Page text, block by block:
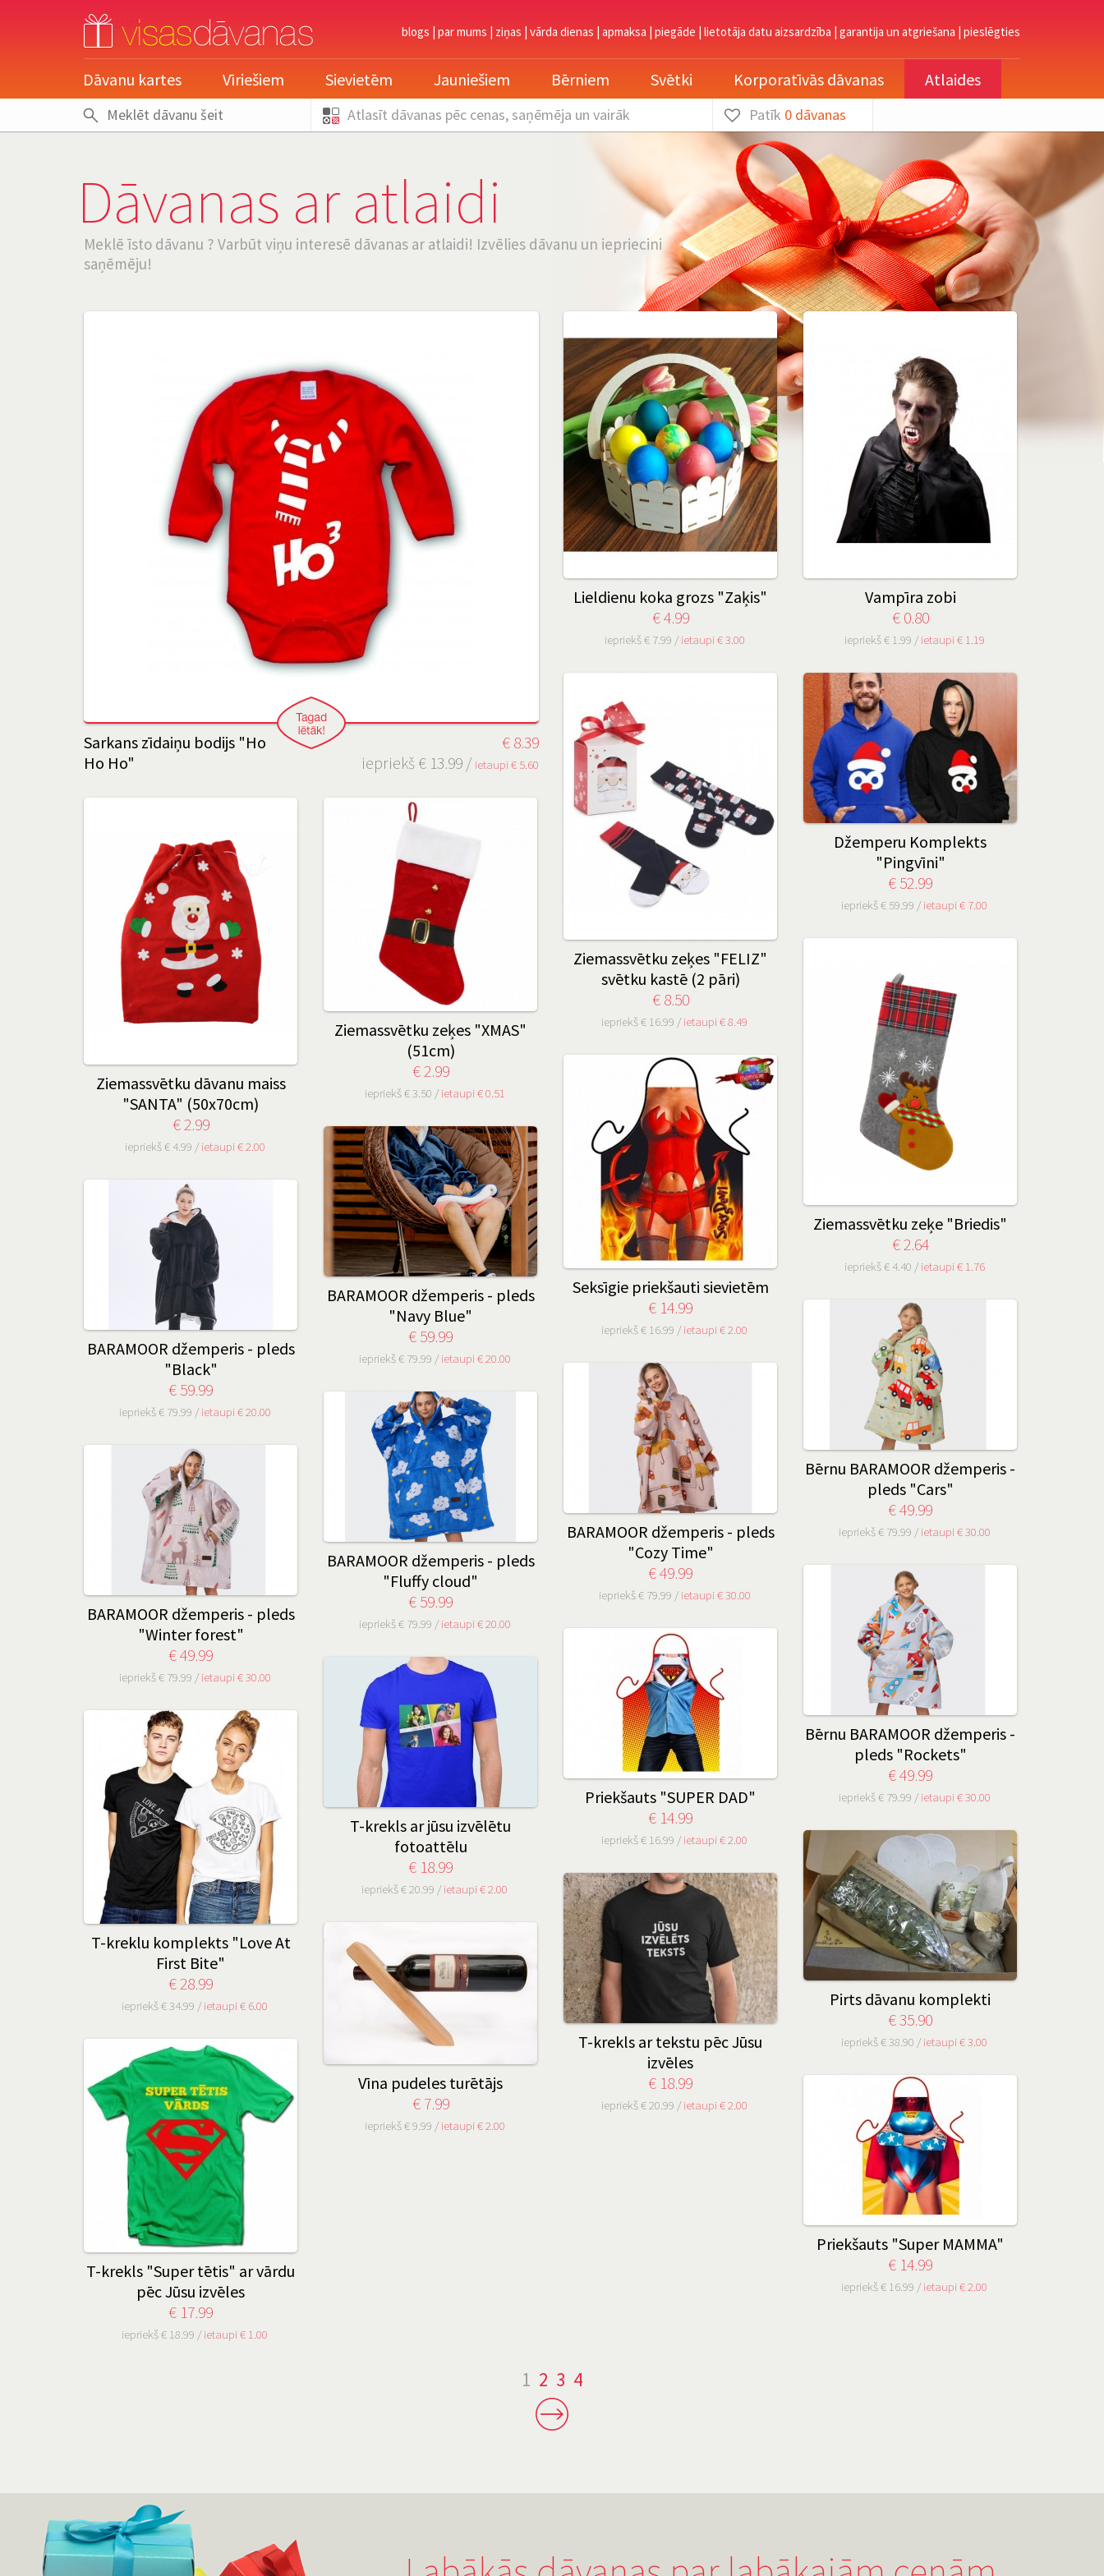
blogs | par mums | ziņas | vārda dienas | apmaksa | piegāde | lietotāja datu aizsardzība | garantija un atgriešana | pieslēgties
pieslēgties
Dāvanu kartes Vīriešiem Sievietēm Jauniešiem Bērniem Svētki Korporatīvās dāvanas Atlaides
Atlasīt dāvanas pēc cenas, saņēmēja un vairāk Patīk 0dāvanas
Dāvanas ar atlaidi
Meklē īsto dāvanu ? Varbūt viņu interesē dāvanas ar atlaidi! Izvēlies dāvanu un iepriecini
saņēmēju!
Sarkans zīdaiņu bodijs "Ho
Ho Ho"
€ 8.39
iepriekš € 13.99 / ietaupi € 5.60
Lieldienu koka grozs "Zaķis"
€ 4.99
iepriekš € 7.99 / ietaupi € 3.00
Vampīra zobi
€ 0.80
iepriekš € 1.99 / ietaupi € 1.19
Ziemassvētku zeķes "FELIZ"
svētku kastē (2 pāri)
€ 8.50
iepriekš € 16.99 / ietaupi € 8.49
Džemperu Komplekts
"Pingvīni"
€ 52.99
iepriekš € 59.99 / ietaupi € 7.00
Ziemassvētku dāvanu maiss
"SANTA" (50x70cm)
€ 2.99
iepriekš € 4.99 / ietaupi € 2.00
Ziemassvētku zeķes "XMAS"
(51cm)
€ 2.99
iepriekš € 3.50 / ietaupi € 0.51
Ziemassvētku zeķe "Briedis"
€ 2.64
iepriekš € 4.40 / ietaupi € 1.76
Seksīgie priekšauti sievietēm
€ 14.99
iepriekš € 16.99 / ietaupi € 2.00
BARAMOOR džemperis - pleds
"Navy Blue"
€ 59.99
iepriekš € 79.99 / ietaupi € 20.00
BARAMOOR džemperis - pleds
"Black"
€ 59.99
iepriekš € 79.99 / ietaupi € 20.00
Bērnu BARAMOOR džemperis -
pleds "Cars"
€ 49.99
iepriekš € 79.99 / ietaupi € 30.00
BARAMOOR džemperis - pleds
"Cozy Time"
€ 49.99
iepriekš € 79.99 / ietaupi € 30.00
BARAMOOR džemperis - pleds
"Fluffy cloud"
€ 59.99
iepriekš € 79.99 / ietaupi € 20.00
BARAMOOR džemperis - pleds
"Winter forest"
€ 49.99
iepriekš € 79.99 / ietaupi € 30.00
Bērnu BARAMOOR džemperis -
pleds "Rockets"
€ 49.99
iepriekš € 79.99 / ietaupi € 30.00
Priekšauts "SUPER DAD"
€ 14.99
iepriekš € 16.99 / ietaupi € 2.00
T-krekls ar jūsu izvēlētu
fotoattēlu
€ 18.99
iepriekš € 20.99 / ietaupi € 2.00
T-kreklu komplekts "Love At
First Bite"
€ 28.99
iepriekš € 34.99 / ietaupi € 6.00
Pirts dāvanu komplekti
€ 35.90
iepriekš € 38.90 / ietaupi € 3.00
T-krekls ar tekstu pēc Jūsu
izvēles
€ 18.99
iepriekš € 20.99 / ietaupi € 2.00
Vīna pudeles turētājs
€ 7.99
iepriekš € 9.99 / ietaupi € 2.00
T-krekls "Super tētis" ar vārdu
pēc Jūsu izvēles
€ 17.99
iepriekš € 18.99 / ietaupi € 1.00
Priekšauts "Super MAMMA"
€ 14.99
iepriekš € 16.99 / ietaupi € 2.00
1 2 3 4